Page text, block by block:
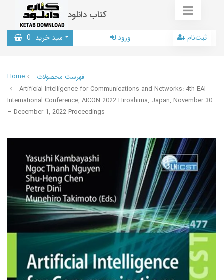
کتاب دانلود
سبد خرید 0 ورود ثبت‌نام
Home
فهرست محصولات
Artificial Intelligence for Communications and Networks: 4th EAI
International Conference, AICON 2022 Hiroshima, Japan, November 30
– December 1, 2022 Proceedings